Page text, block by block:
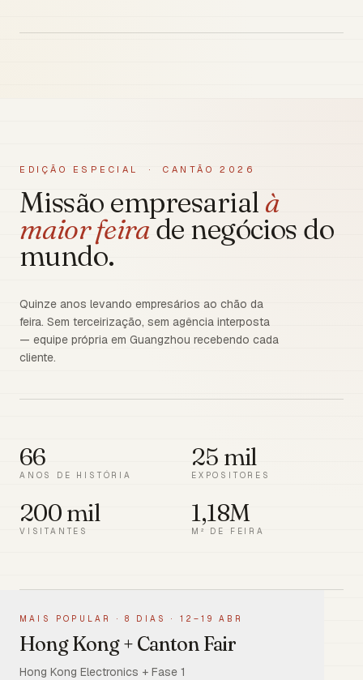
EDIÇÃO ESPECIAL · CANTÃO 2026
Missão empresarial à
maior feirade negócios do
mundo.
Quinze anos levando empresários ao chão da
feira. Sem terceirização, sem agência interposta
— equipe própria em Guangzhou recebendo cada
cliente.
66
ANOS DE HISTÓRIA
25 mil
EXPOSITORES
200 mil
VISITANTES
1,18M
M² DE FEIRA
MAIS POPULAR · 8 DIAS · 12–19 ABR
Hong Kong + Canton Fair
Hong Kong Electronics + Fase 1